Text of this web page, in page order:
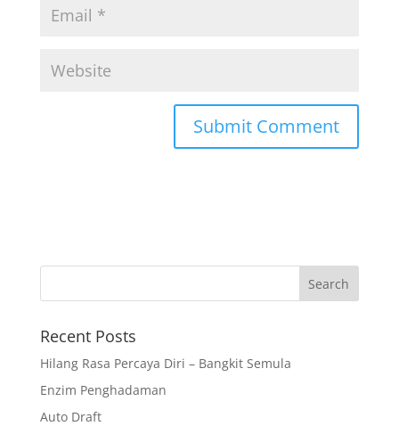
Recent Posts
Hilang Rasa Percaya Diri – Bangkit Semula
Enzim Penghadaman
Auto Draft